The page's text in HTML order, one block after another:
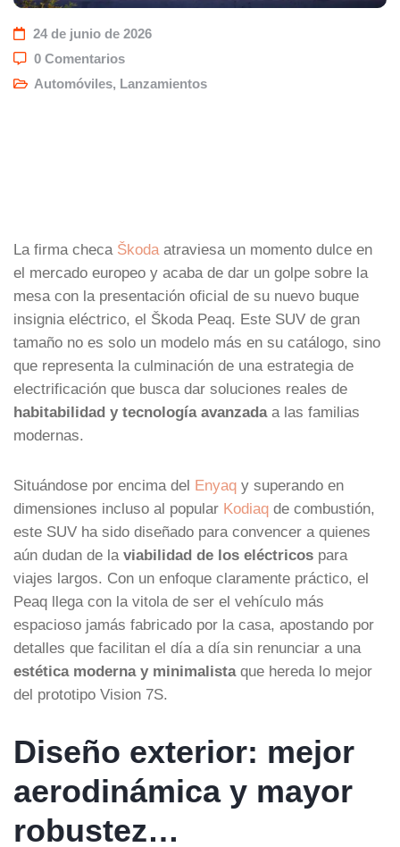
24 de junio de 2026
0 Comentarios
Automóviles, Lanzamientos
La firma checa Škoda atraviesa un momento dulce en
el mercado europeo y acaba de dar un golpe sobre la
mesa con la presentación oficial de su nuevo buque
insignia eléctrico, el Škoda Peaq. Este SUV de gran
tamaño no es solo un modelo más en su catálogo, sino
que representa la culminación de una estrategia de
electrificación que busca dar soluciones reales de
habitabilidad y tecnología avanzadaa las familias
modernas.
Situándose por encima del Enyaq y superando en
dimensiones incluso al popular Kodiaq de combustión,
este SUV ha sido diseñado para convencer a quienes
aún dudan de la viabilidad de los eléctricos para
viajes largos. Con un enfoque claramente práctico, el
Peaq llega con la vitola de ser el vehículo más
espacioso jamás fabricado por la casa, apostando por
detalles que facilitan el día a día sin renunciar a una
estética moderna y minimalistaque hereda lo mejor
del prototipo Vision 7S.
Diseño exterior: mejor
aerodinámica y mayor
robustez…